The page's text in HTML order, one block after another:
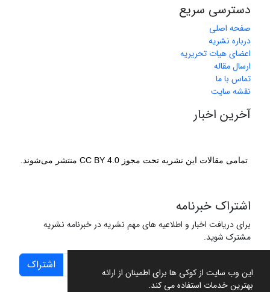
این وب سایت از کوکی ها برای اطمینان از ارائه
بهترین خدمات استفاده می کند.
دسترسی سریع
صفحه اصلی
درباره نشریه
اعضای هیات تحریریه
ارسال مقاله
تماس با ما
نقشه سایت
آخرین اخبار
تمامی مقالات این نشریه تحت مجوز CC BY 4.0 منتشر می‌شوند.
اشتراک خبرنامه
برای دریافت اخبار و اطلاعیه های مهم نشریه در خبرنامه نشریه
مشترک شوید.
اشتراک